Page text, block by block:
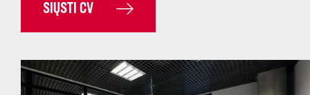
SIŲSTI CV